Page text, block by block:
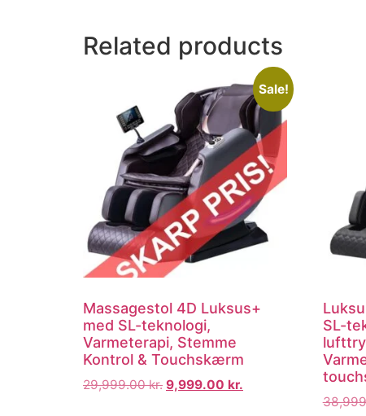
Related products
Sale!
Massagestol 4D Luksus+
med SL-teknologi,
Varmeterapi, Stemme
Kontrol & Touchskærm
29,999.00kr. 9,999.00 kr.
SL-